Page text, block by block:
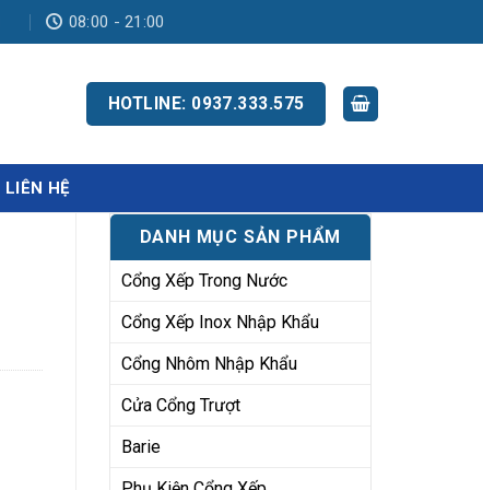
08:00 - 21:00
HOTLINE: 0937.333.575
LIÊN HỆ
DANH MỤC SẢN PHẨM
Cổng Xếp Trong Nước
Cổng Xếp Inox Nhập Khẩu
Cổng Nhôm Nhập Khẩu
Cửa Cổng Trượt
Barie